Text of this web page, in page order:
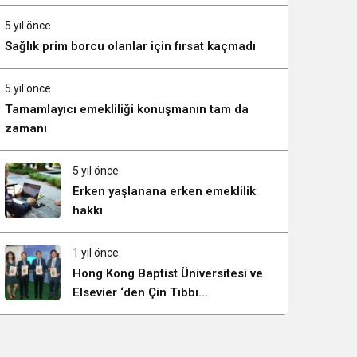
5 yıl önce
Sağlık prim borcu olanlar için fırsat kaçmadı
5 yıl önce
Tamamlayıcı emekliliği konuşmanın tam da
zamanı
5 yıl önce
Erken yaşlanana erken emeklilik
hakkı
1 yıl önce
Hong Kong Baptist Üniversitesi ve
Elsevier ‘den Çin Tıbbı
Araştırmalarının Küresel